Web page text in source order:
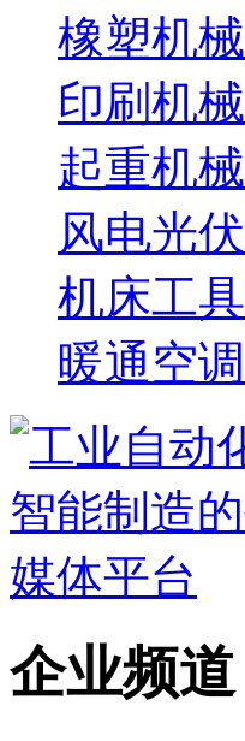
橡塑机械
印刷机械
起重机械
风电光伏
机床工具
暖通空调
企业频道